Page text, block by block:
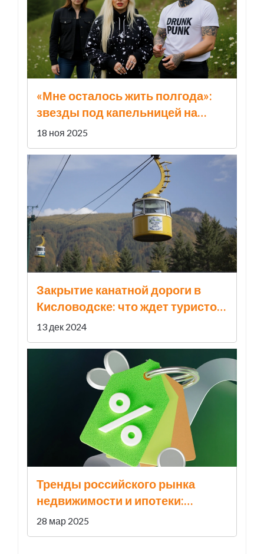
«Мне осталось жить полгода»:
звезды под капельницей на
«Пятнице!» — правда, хейт и
надежда
18 ноя 2025
Закрытие канатной дороги в
Кисловодске: что ждет туристов
и жителей
13 дек 2024
Тренды российского рынка
недвижимости и ипотеки:
февраль 2025 года
28 мар 2025